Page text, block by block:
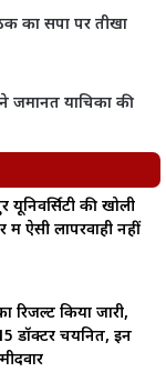
का सपा पर तीखा
ने जमानत याचिका की
की खोली
ऐसी लापरवाही नहीं
रिजल्ट किया जारी,
डॉक्टर चयनित, इन